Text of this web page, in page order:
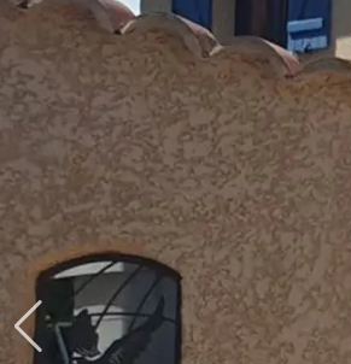
Produits > Clôtures > Clôtures
Produits > Clôtures > Clôtures
Produits > Clôtures > Clôtures
Produits > Clôtures > Claustras
Produits > Garde-corps et
Produits > Garde-corps et
Produits > Garde-corps et
Produits > Garde-corps et
Produits > Garde-corps et
Produits > Garde-corps et
Produits > Garde-corps et
Produits > Pergolas > Pergolas